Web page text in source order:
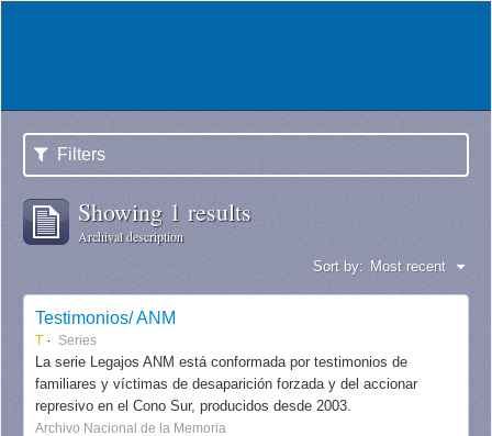
Filters
Showing 1 results
Archival description
Sort by: Most recent
Testimonios/ ANM
T Series
La serie Legajos ANM está conformada por testimonios de
familiares y víctimas de desaparición forzada y del accionar
represivo en el Cono Sur, producidos desde 2003.
Archivo Nacional de la Memoria